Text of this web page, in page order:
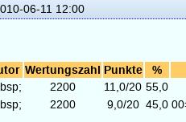
06-11 12:00
Wertungszahl Punkte %
2200 11,0/20 55,0
2200 9,0/20 45,0